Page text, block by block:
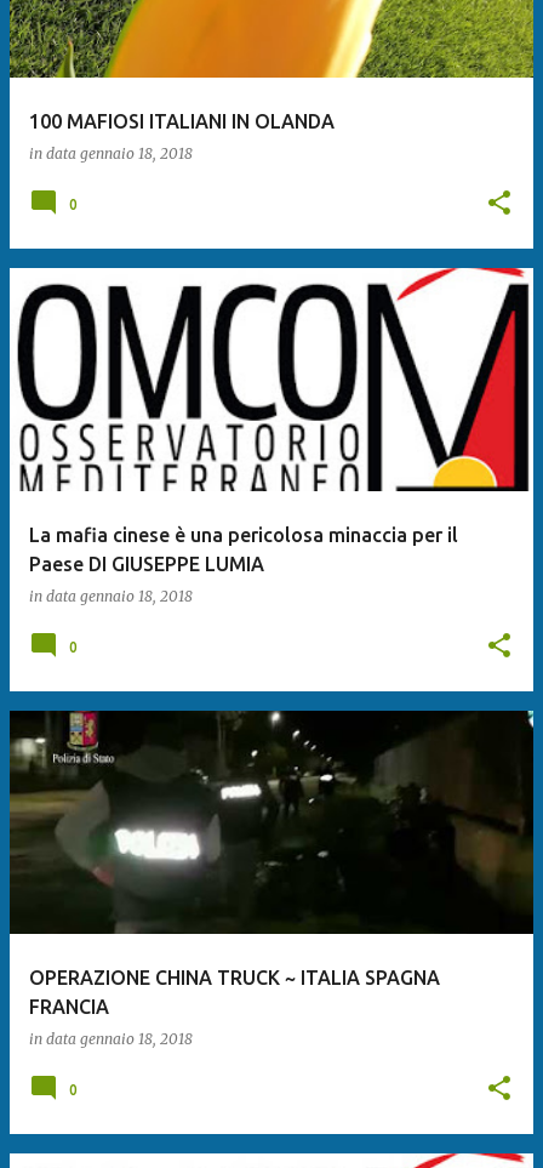
100 MAFIOSI ITALIANI IN OLANDA
in data gennaio 18, 2018
0
La mafia cinese è una pericolosa minaccia per il
Paese DI GIUSEPPE LUMIA
in data gennaio 18, 2018
0
OPERAZIONE CHINA TRUCK ~ ITALIA SPAGNA
FRANCIA
in data gennaio 18, 2018
0